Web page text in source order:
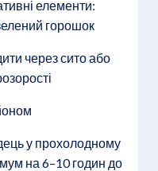
елементи:
горошок
через сито або
у прохолодному
на 6–10 годин до